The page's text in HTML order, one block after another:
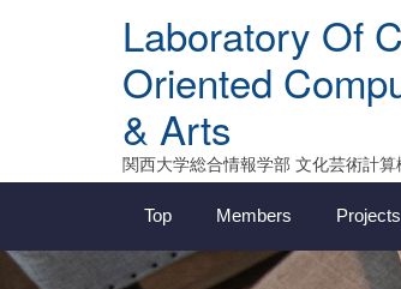
Laboratory Of
Oriented
& Arts
関西大学総合情報学部 文化芸術計
Top Members Projects